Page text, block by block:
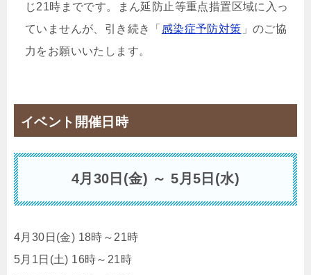
じ21時までです。まん延防止等重点措置区域に入っ
ていませんが、引き続き「 感染症予防対策 」のご協
力をお願いいたします。
イベント開催日時
4月30日(金) ～ 5月5日(水)
4月30日(金) 18時～21時
5月1日(土) 16時～21時